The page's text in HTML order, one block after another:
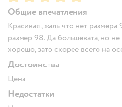
Общие впечатления
Красивая , жаль что нет размера
размер 98. Да большевата, но
хорошо, зато скорее всего на
Достоинства
Цена
Недостатки